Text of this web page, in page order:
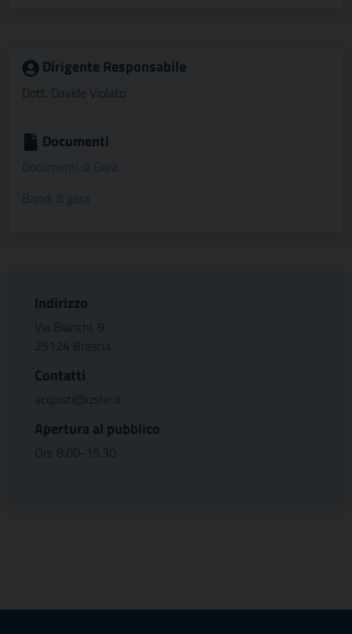
Dirigente Responsabile
Dott. Davide Violato
Documenti
Documenti di Gara
Bandi di gara
Indirizzo
Via Bianchi, 9
25124 Brescia
Contatti
acquisti@izsler.it
Apertura al pubblico
Ore 8.00-15.30